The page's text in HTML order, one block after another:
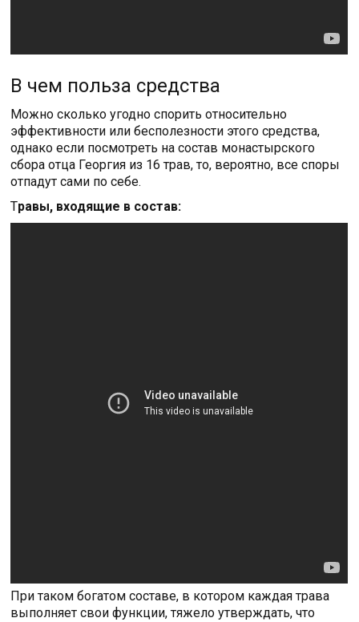
В чем польза средства
Можно сколько угодно спорить относительно
эффективности или бесполезности этого средства,
однако если посмотреть на состав монастырского
сбора отца Георгия из 16 трав, то, вероятно, все споры
отпадут сами по себе.
Травы, входящие в состав:
При таком богатом составе, в котором каждая трава
выполняет свои функции, тяжело утверждать, что